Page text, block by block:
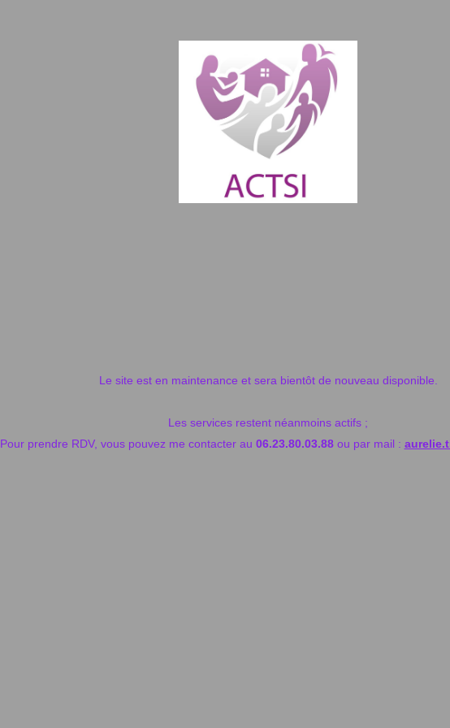
Le site est en maintenance et sera bientôt de nouveau disponible.
Les services restent néanmoins actifs ;
Pour prendre RDV, vous pouvez me contacter au 06.23.80.03.88ou par mail :